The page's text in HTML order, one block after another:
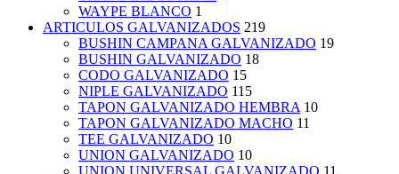
WAYPE BLANCO 1
ARTICULOS GALVANIZADOS 219
BUSHIN CAMPANA GALVANIZADO 19
BUSHIN GALVANIZADO 18
CODO GALVANIZADO 15
NIPLE GALVANIZADO 115
TAPON GALVANIZADO HEMBRA 10
TAPON GALVANIZADO MACHO 11
TEE GALVANIZADO 10
UNION GALVANIZADO 10